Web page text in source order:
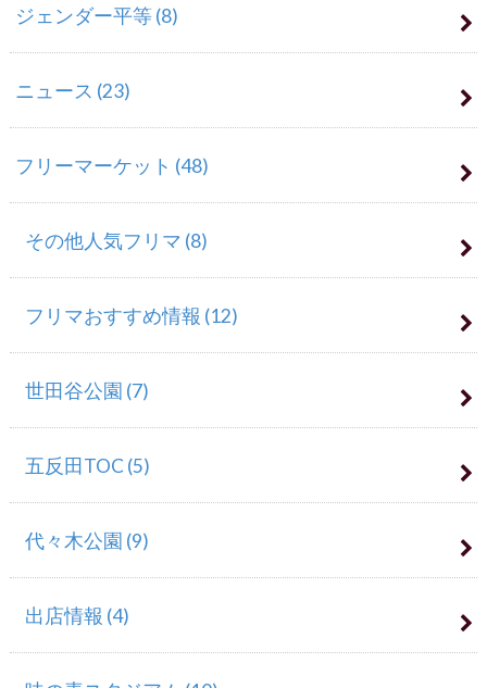
ジェンダー平等(8)
ニュース (23)
フリーマーケット (48)
その他人気フリマ (8)
フリマおすすめ情報 (12)
世田谷公園 (7)
五反田TOC(5)
代々木公園 (9)
出店情報 (4)